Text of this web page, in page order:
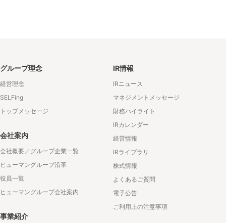
グループ理念
経営理念
SELFing
トップメッセージ
会社案内
会社概要／グループ企業一覧
ヒューマングループ沿革
役員一覧
ヒューマングループ会社案内
事業紹介
IR情報
IRニュース
マネジメントメッセージ
財務ハイライト
IRカレンダー
経営情報
IRライブラリ
株式情報
よくあるご質問
電子公告
ご利用上の注意事項